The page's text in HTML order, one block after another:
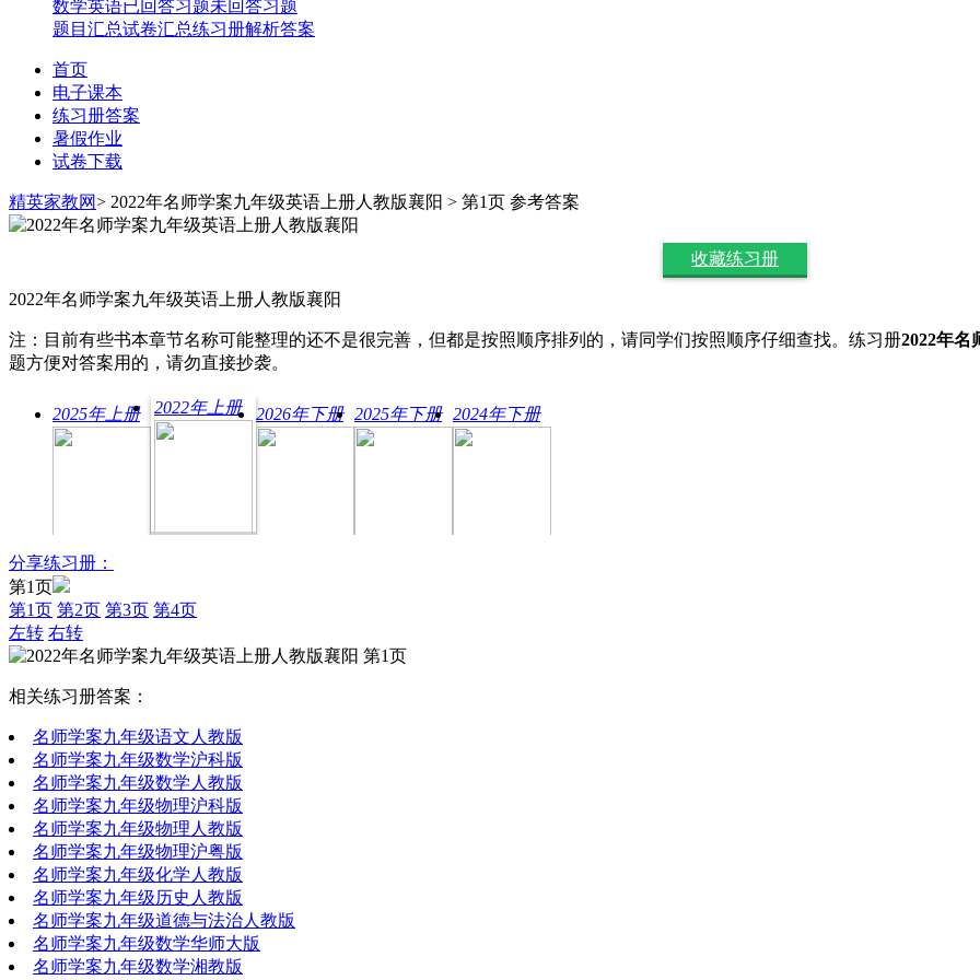
数学英语已回答习题未回答习题
题目汇总试卷汇总练习册解析答案
首页
电子课本
练习册答案
暑假作业
试卷下载
精英家教网> 2022年名师学案九年级英语上册人教版襄阳 > 第1页 参考答案
收藏练习册
2022年名师学案九年级英语上册人教版襄阳
注：目前有些书本章节名称可能整理的还不是很完善，但都是按照顺序排列的，请同学们按照顺序仔细查找。练习册2022年名
题方便对答案用的，请勿直接抄袭。
2025年上册 2022年上册 2026年下册 2025年下册 2024年下册
分享练习册：
第1页
第1页 第2页 第3页 第4页
左转 右转
相关练习册答案：
名师学案九年级语文人教版
名师学案九年级数学沪科版
名师学案九年级数学人教版
名师学案九年级物理沪科版
名师学案九年级物理人教版
名师学案九年级物理沪粤版
名师学案九年级化学人教版
名师学案九年级历史人教版
名师学案九年级道德与法治人教版
名师学案九年级数学华师大版
名师学案九年级数学湘教版